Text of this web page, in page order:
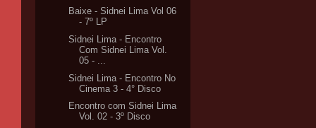
Baixe - Sidnei Lima Vol 06
- 7º LP
Sidnei Lima - Encontro
Com Sidnei Lima Vol.
05 - ...
Sidnei Lima - Encontro No
Cinema 3 - 4° Disco
Encontro com Sidnei Lima
Vol. 02 - 3º Disco